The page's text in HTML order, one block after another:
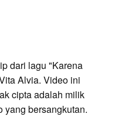
dari lagu "Karena
Alvia. Video ini
cipta adalah milik
yang bersangkutan.